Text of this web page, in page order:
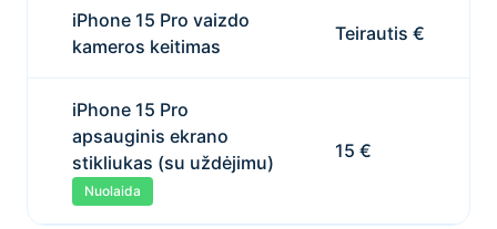
iPhone 15 Pro vaizdo
kameros keitimas
Teirautis €
iPhone 15 Pro
apsauginis ekrano
stikliukas (su uždėjimu)
Nuolaida
15 €